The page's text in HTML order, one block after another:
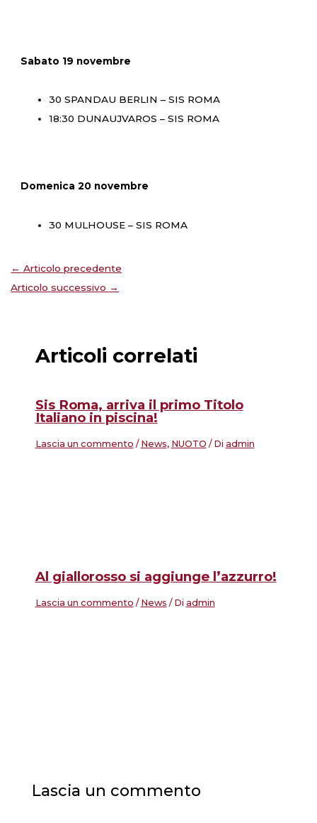
Sabato 19 novembre
30 SPANDAU BERLIN – SIS ROMA
18:30 DUNAUJVAROS – SIS ROMA
Domenica 20 novembre
30 MULHOUSE – SIS ROMA
← Articolo precedente
Articolo successivo →
Articoli correlati
Sis Roma, arriva il primo Titolo
Italiano in piscina!
Lascia un commento / News, NUOTO / Di admin
Al giallorosso si aggiunge l’azzurro!
Lascia un commento / News / Di admin
Lascia un commento